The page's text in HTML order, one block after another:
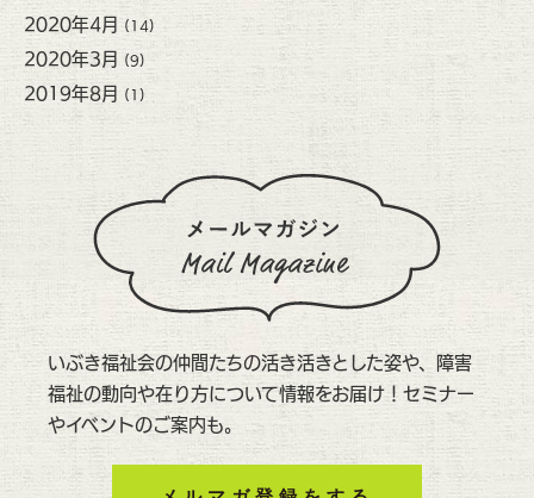
2020年4月 (14)
2020年3月 (9)
2019年8月 (1)
いぶき福祉会の仲間たちの活き活きとした姿や、障害
福祉の動向や在り方について情報をお届け！セミナー
やイベントのご案内も。